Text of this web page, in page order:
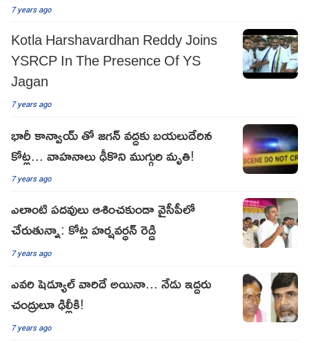
7 years ago
Kotla Harshavardhan Reddy Joins
YSRCP In The Presence Of YS
Jagan
7 years ago
భారీ కాన్వాయ్ తో జగన్ వద్దకు బయలుదేరిన
కోట్ల... వాహనాలు ఢీకొని ముగ్గురి మృతి!
7 years ago
ఎలాంటి పదవులు ఆశించకుండా వైసీపీలో
చేరుతున్నా: కోట్ల హర్షవర్ధన్ రెడ్డి
7 years ago
ఎవరి షెడ్యూల్ వారిదే అయినా... నేడు ఇద్దరు
చంద్రులూ ఢిల్లీకి!
7 years ago